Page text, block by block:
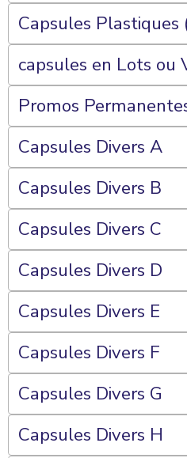
Capsules Plastiques
capsules en Lots ou
Promos
Capsules Divers A
Capsules Divers B
Capsules Divers C
Capsules Divers D
Capsules Divers E
Capsules Divers F
Capsules Divers G
Capsules Divers H